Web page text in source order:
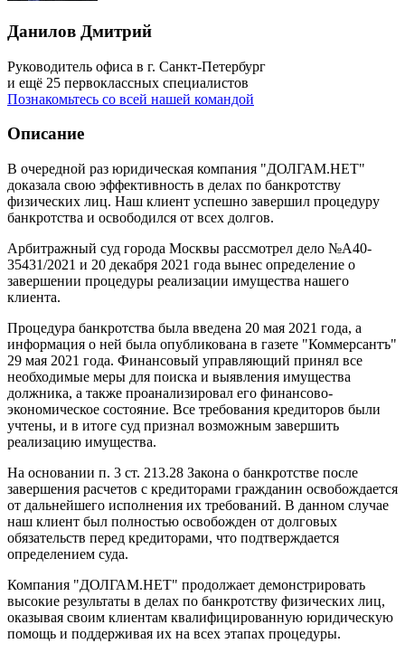
Данилов Дмитрий
Руководитель офиса в г. Санкт-Петербург
и ещё 25 первоклассных специалистов
Познакомьтесь со всей нашей командой
Описание
В очередной раз юридическая компания "ДОЛГАМ.НЕТ"
доказала свою эффективность в делах по банкротству
физических лиц. Наш клиент успешно завершил процедуру
банкротства и освободился от всех долгов.
Арбитражный суд города Москвы рассмотрел дело №А40-
35431/2021 и 20 декабря 2021 года вынес определение о
завершении процедуры реализации имущества нашего
клиента.
Процедура банкротства была введена 20 мая 2021 года, а
информация о ней была опубликована в газете "Коммерсантъ"
29 мая 2021 года. Финансовый управляющий принял все
необходимые меры для поиска и выявления имущества
должника, а также проанализировал его финансово-
экономическое состояние. Все требования кредиторов были
учтены, и в итоге суд признал возможным завершить
реализацию имущества.
На основании п. 3 ст. 213.28 Закона о банкротстве после
завершения расчетов с кредиторами гражданин освобождается
от дальнейшего исполнения их требований. В данном случае
наш клиент был полностью освобожден от долговых
обязательств перед кредиторами, что подтверждается
определением суда.
Компания "ДОЛГАМ.НЕТ" продолжает демонстрировать
высокие результаты в делах по банкротству физических лиц,
оказывая своим клиентам квалифицированную юридическую
помощь и поддерживая их на всех этапах процедуры.